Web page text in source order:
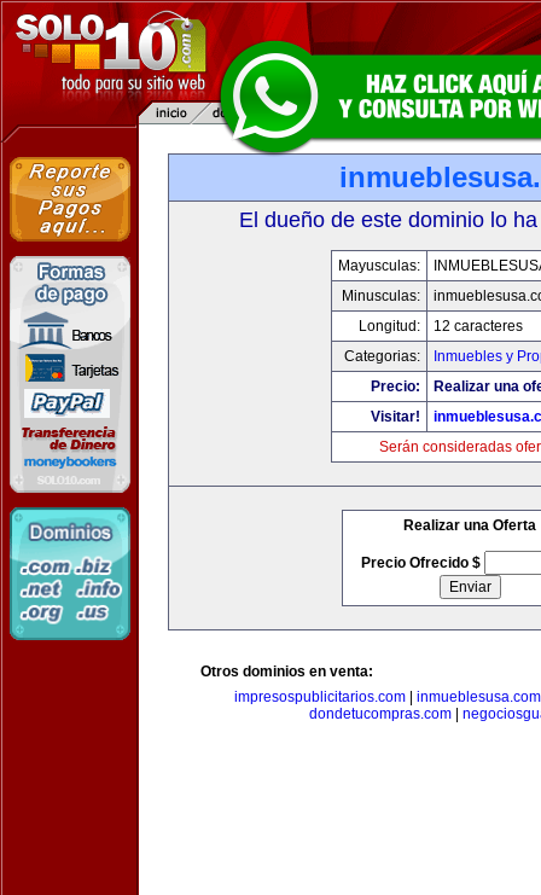
El dueño de este dominio lo
Mayusculas:
Minusculas:
Longitud:
12 caracteres
Categorias:
Inmuebles y
Precio:
Realizar una
Visitar!
Serán consideradas
Realizar una Oferta
Precio Ofrecido $
Otros dominios en venta:
impresospublicitarios.com
inmueblesusa.com
dondetucompras.com|